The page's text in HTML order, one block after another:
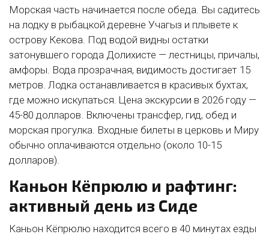
Морская часть начинается после обеда. Вы садитесь
на лодку в рыбацкой деревне Учагыз и плывете к
острову Кекова. Под водой видны остатки
затонувшего города Долихисте — лестницы, причалы,
амфоры. Вода прозрачная, видимость достигает 15
метров. Лодка останавливается в красивых бухтах,
где можно искупаться. Цена экскурсии в 2026 году —
45-80 долларов. Включены трансфер, гид, обед и
морская прогулка. Входные билеты в церковь и Миру
обычно оплачиваются отдельно (около 10-15
долларов).
Каньон Кёпрюлю и рафтинг:
активный день из Сиде
Каньон Кёпрюлю находится всего в 40 минутах езды